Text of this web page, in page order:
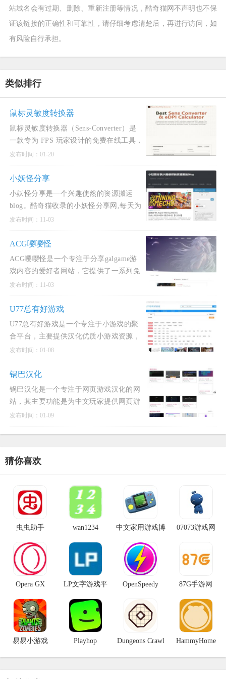
站域名会有过期、删除、重新注册等情况，酷奇猫网不声明也不保
证该链接的正确性和可靠性，请仔细考虑清楚后，再进行访问，如
有风险自行承担。
类似排行
鼠标灵敏度转换器
鼠标灵敏度转换器（Sens‑Converter）是
一款专为 FPS 玩家设计的免费在线工具，
旨在帮助玩家在不同游戏之间保持一致的
1500 款游戏，涵盖《无畏契约》《CS2》
《Apex 英雄》《守望先锋 2
发布时间：01-20
小妖怪分享
小妖怪分享是一个兴趣使然的资源搬运
blog。酷奇猫收录的小妖怪分享网,每天为
大家更新国内外单机PJ游戏，安卓PJ软
教程，收录最新最全的STEAM单机破
发布时间：11-03
ACG嘤嘤怪
ACG嘤嘤怪是一个专注于分享galgame游
戏内容的爱好者网站，它提供了一系列免
费汉化的游戏下载服务。这个平台主要分
RPG（角色扮演游戏），并且致力于
发布时间：11-03
U77总有好游戏
U77总有好游戏是一个专注于小游戏的聚
合平台，主要提供汉化优质小游戏资源，
同时为独立游戏作者提供作品发布的机
合玩家在空闲时间消磨时间，无需长时间
投入或复杂操作，即可体验到简
发布时间：01-08
锅巴汉化
锅巴汉化是一个专注于网页游戏汉化的网
站，其主要功能是为中文玩家提供网页游
戏的本地化服务。锅巴汉化团队通过开发
发布时间：01-09
猜你喜欢
虫虫助手 wan1234
中文家用游戏博
07073游戏网
Opera GX
LP文字游戏平
OpenSpeedy 87G手游网
易易小游戏 Playhop Dungeons Crawl HammyHome